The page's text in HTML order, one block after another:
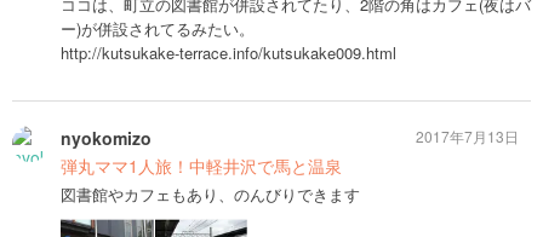
ー)が併設されてるみたい。
http://kutsukake-terrace.info/kutsukake009.html
nyokomizo
弾丸ママ1人旅！中軽井沢で馬と温泉
図書館やカフェもあり、のんびりできます
2017年7月13日